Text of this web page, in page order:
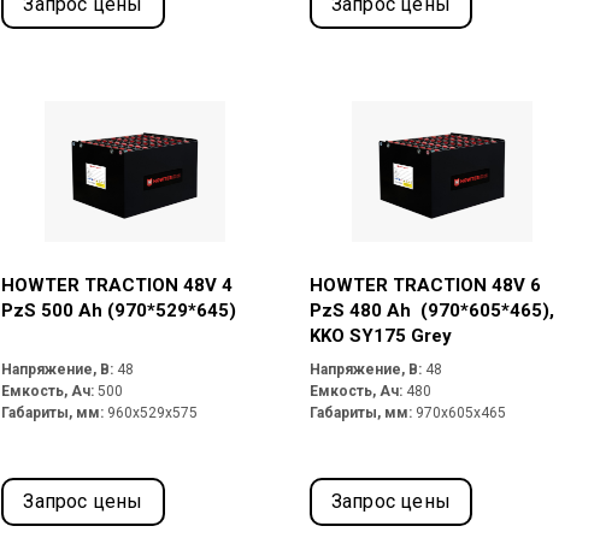
Запрос цены Запрос цены
HOWTER TRACTION 48V 4
PzS 500 Ah (970*529*645)
Напряжение, В: 48
Емкость, Ач:500
Габариты, мм: 960x529x575
Запрос цены
HOWTER TRACTION 48V 6
PzS 480 Ah (970*605*465),
KKO SY175 Grey
Напряжение, В: 48
Емкость, Ач: 480
Габариты, мм: 970x605x465
Запрос цены